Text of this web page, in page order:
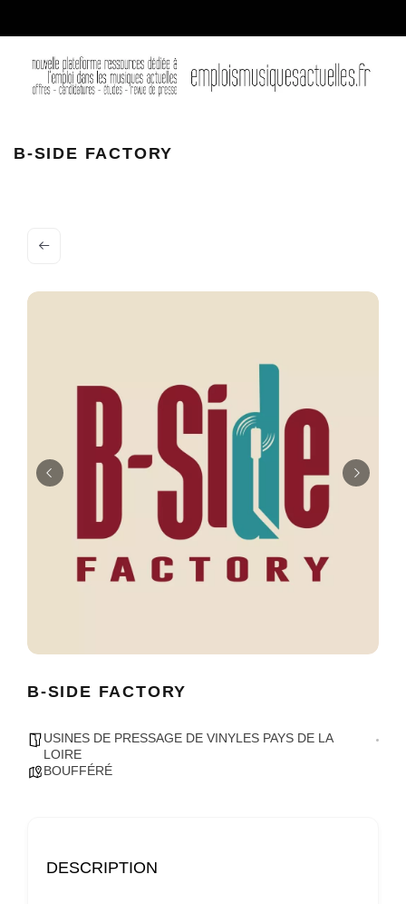
B-SIDE FACTORY
B-SIDE FACTORY
USINES DE PRESSAGE DE VINYLES PAYS DE LA
LOIRE
BOUFFÉRÉ
DESCRIPTION